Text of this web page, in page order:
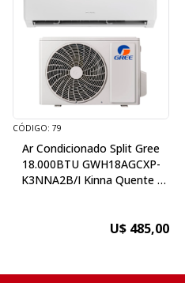
CÓDIGO: 79
Ar Condicionado Split Gree
18.000BTU GWH18AGCXP-
K3NNA2B/I Kinna Quente /
U$ 485,00